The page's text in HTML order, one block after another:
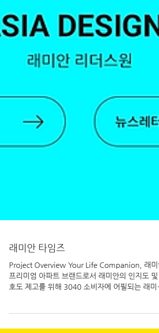
래미안 타임즈
프리미엄 아파트 브랜드로서 래미안의 인지도 및